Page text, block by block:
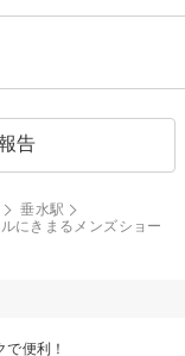
告
垂水駅
にきまるメンズショー
便利！